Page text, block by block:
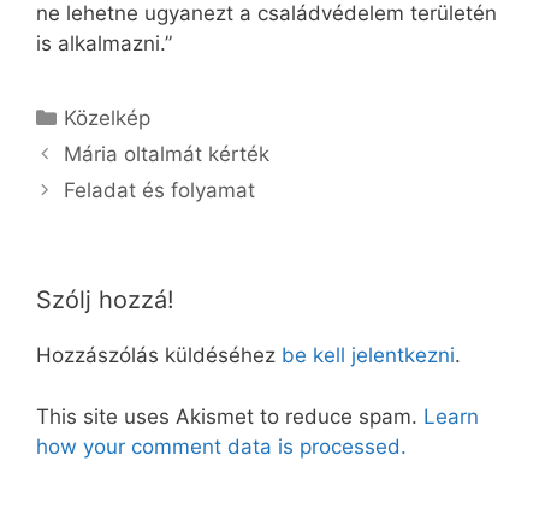
ne lehetne ugyanezt a családvédelem területén
is alkalmazni.”
Kategória
Közelkép
Mária oltalmát kérték
Feladat és folyamat
Szólj hozzá!
Hozzászólás küldéséhez be kell jelentkezni.
This site uses Akismet to reduce spam. Learn
how your comment data is processed.